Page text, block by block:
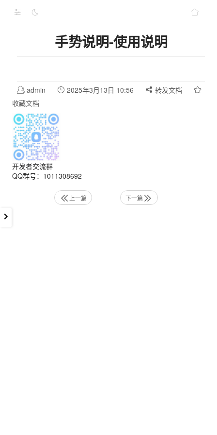
手势说明-使用说明
admin 2025年3月13日 10:56
转发文档
收藏文档
开发者交流群
QQ群号：1011308692
上一篇 下一篇